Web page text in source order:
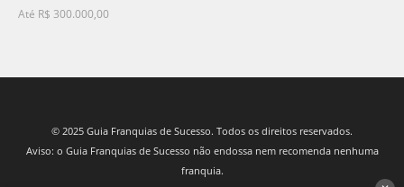
Até R$ 300.000,00
© 2025 Guia Franquias de Sucesso. Todos os direitos reservados.
Aviso: o Guia Franquias de Sucesso não endossa nem recomenda nenhuma
franquia.